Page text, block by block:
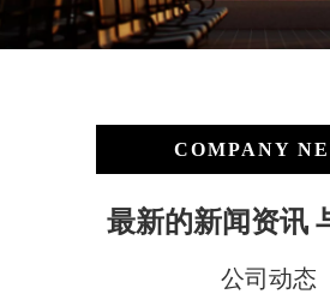
COMPANY
最新的新闻资讯
公司动态